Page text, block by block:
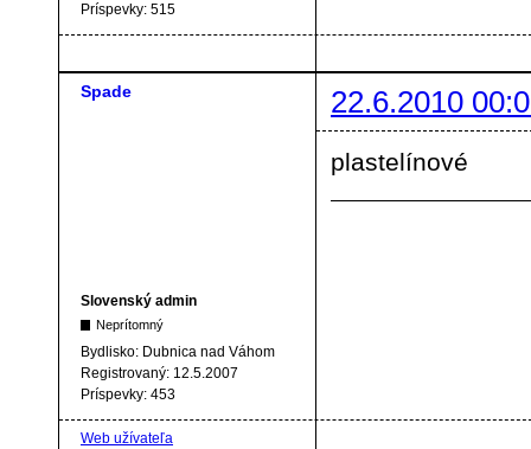
Príspevky: 515
Spade 22.6.2010
Slovenský admin
Neprítomný
Bydlisko: Dubnica nad Váhom
Registrovaný: 12.5.2007
Príspevky: 453
plastelínové
Web užívateľa